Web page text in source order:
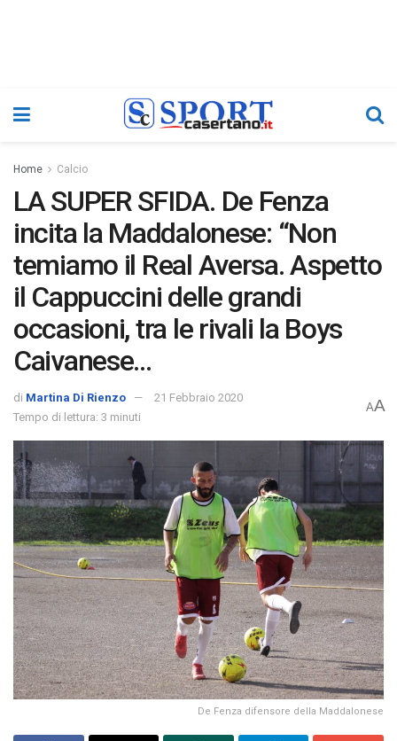
Home Calcio
LA SUPER SFIDA. De Fenza
incita la Maddalonese: “Non
temiamo il Real Aversa. Aspetto
il Cappuccini delle grandi
occasioni, tra le rivali la Boys
Caivanese…
di Martina Di Rienzo
21 Febbraio 2020
Tempo di lettura: 3 minuti
AA
De Fenza difensore della Maddalonese